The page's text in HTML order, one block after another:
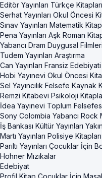
Editör Yayınları Türkçe Kitapları
Serhat Yayınları Okul Öncesi
Sınav Yayınları Matematik
Pena Yayınları Aşk Roman
Yabancı Dram Duygusal Filmleri
Tudem Yayınları Araştırma
Can Yayınları Fransiz Edebiyati
Hobi Yayınevi Okul Öncesi
Sel Yayıncılık Felsefe Kaynak
Remzi Kitabevi Psikoloji
İdea Yayınevi Toplum
Sony Colombia Yabancı Rock
İş Bankası Kültür Yayınları
Martı Yayınları Polisiye Kitapları
Parıltı Yayınları Çocuklar İçin
Hohner Mızıkalar
Edebiyat